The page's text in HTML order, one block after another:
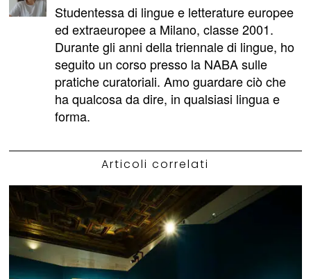
Studentessa di lingue e letterature europee
ed extraeuropee a Milano, classe 2001.
Durante gli anni della triennale di lingue, ho
seguito un corso presso la NABA sulle
pratiche curatoriali. Amo guardare ciò che
ha qualcosa da dire, in qualsiasi lingua e
forma.
Articoli correlati